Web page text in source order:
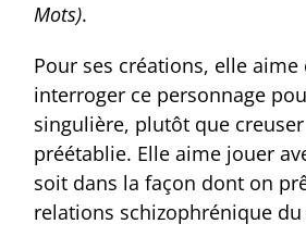
Mots).
Pour ses créations, elle
interroger ce personnage
singulière, plutôt que
préétablie. Elle aime jouer
soit dans la façon dont on
relations schizophrénique